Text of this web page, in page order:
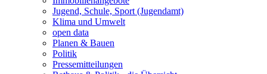
Jugend, Schule, Sport (Jugendamt)
Klima und Umwelt
open data
Planen & Bauen
Politik
Pressemitteilungen